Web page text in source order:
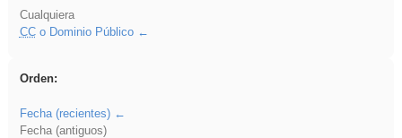
Cualquiera
CCo Dominio Público
Orden:
Fecha (recientes)
Fecha (antiguos)